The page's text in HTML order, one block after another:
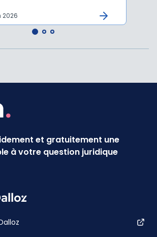
2026
et gratuitement une
à votre question juridique